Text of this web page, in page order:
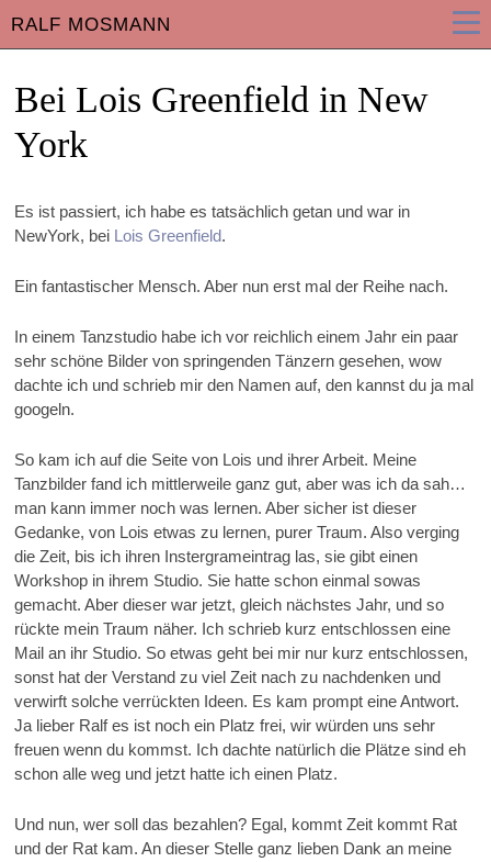
RALF MOSMANN
Bei Lois Greenfield in New
York
Es ist passiert, ich habe es tatsächlich getan und war in
NewYork, bei Lois Greenfield.
Ein fantastischer Mensch. Aber nun erst mal der Reihe nach.
In einem Tanzstudio habe ich vor reichlich einem Jahr ein paar
sehr schöne Bilder von springenden Tänzern gesehen, wow
dachte ich und schrieb mir den Namen auf, den kannst du ja mal
googeln.
So kam ich auf die Seite von Lois und ihrer Arbeit. Meine
Tanzbilder fand ich mittlerweile ganz gut, aber was ich da sah…
man kann immer noch was lernen. Aber sicher ist dieser
Gedanke, von Lois etwas zu lernen, purer Traum. Also verging
die Zeit, bis ich ihren Instergrameintrag las, sie gibt einen
Workshop in ihrem Studio. Sie hatte schon einmal sowas
gemacht. Aber dieser war jetzt, gleich nächstes Jahr, und so
rückte mein Traum näher. Ich schrieb kurz entschlossen eine
Mail an ihr Studio. So etwas geht bei mir nur kurz entschlossen,
sonst hat der Verstand zu viel Zeit nach zu nachdenken und
verwirft solche verrückten Ideen. Es kam prompt eine Antwort.
Ja lieber Ralf es ist noch ein Platz frei, wir würden uns sehr
freuen wenn du kommst. Ich dachte natürlich die Plätze sind eh
schon alle weg und jetzt hatte ich einen Platz.
Und nun, wer soll das bezahlen? Egal, kommt Zeit kommt Rat
und der Rat kam. An dieser Stelle ganz lieben Dank an meine